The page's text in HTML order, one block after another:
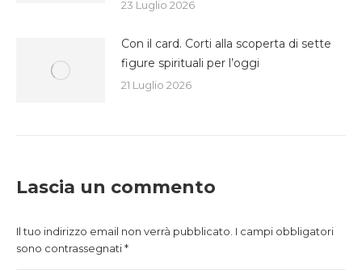
23 Luglio 2026
Con il card. Corti alla scoperta di sette
figure spirituali per l’oggi
21 Luglio 2026
Lascia un commento
Il tuo indirizzo email non verrà pubblicato. I campi obbligatori
sono contrassegnati*